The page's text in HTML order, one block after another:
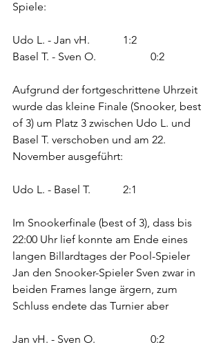
Spiele:
Udo L. - Jan vH.		1:2
Basel T. - Sven O.		0:2
Aufgrund der fortgeschrittene Uhrzeit
wurde das kleine Finale (Snooker, best
of 3) um Platz 3 zwischen Udo L. und
Basel T. verschoben und am 22.
November ausgeführt:
Udo L. - Basel T.		2:1
Im Snookerfinale (best of 3), dass bis
22:00 Uhr lief konnte am Ende eines
langen Billardtages der Pool-Spieler
Jan den Snooker-Spieler Sven zwar in
beiden Frames lange ärgern, zum
Schluss endete das Turnier aber
Jan vH. - Sven O.		0:2